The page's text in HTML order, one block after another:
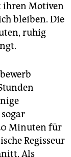
ihren Motiven
bleiben. Die
ruhig
sogar
Minuten für
Regisseur
Als